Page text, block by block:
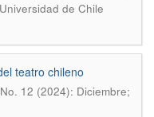
de Chile
teatro chileno
12 (2024): Diciembre;